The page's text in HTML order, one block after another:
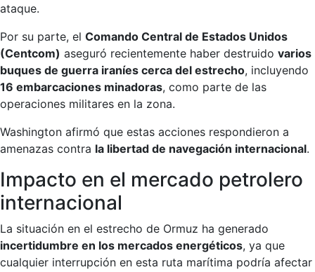
ataque.
Por su parte, el Comando Central de Estados Unidos
(Centcom) aseguró recientemente haber destruido varios
buques de guerra iraníes cerca del estrecho, incluyendo
16 embarcaciones minadoras, como parte de las
operaciones militares en la zona.
Washington afirmó que estas acciones respondieron a
amenazas contra la libertad de navegación internacional.
Impacto en el mercado petrolero
internacional
La situación en el estrecho de Ormuz ha generado
incertidumbre en los mercados energéticos, ya que
cualquier interrupción en esta ruta marítima podría afectar